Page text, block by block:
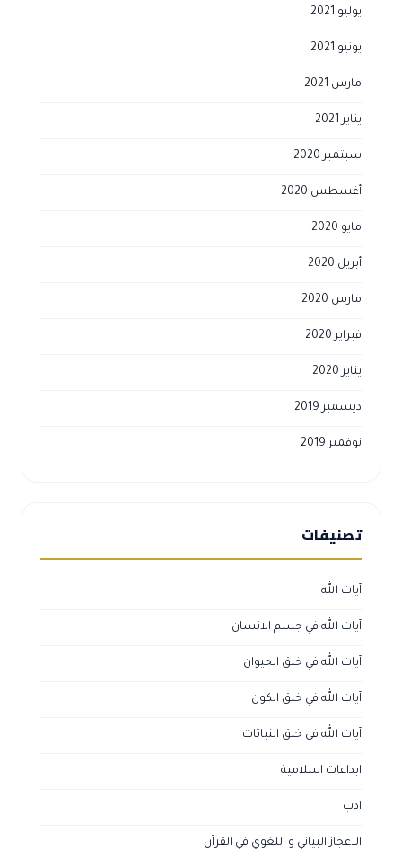
يوليو 2021
يونيو 2021
مارس 2021
يناير 2021
سبتمبر 2020
أغسطس 2020
مايو 2020
أبريل 2020
مارس 2020
فبراير 2020
يناير 2020
ديسمبر 2019
نوفمبر 2019
تصنيفات
آيات الله
آيات الله في جسم الانسان
آيات الله في خلق الحيوان
آيات الله في خلق الكون
آيات الله في خلق النباتات
ابداعات اسلامية
ادب
الاعجاز البياني و اللغوي في القرآن